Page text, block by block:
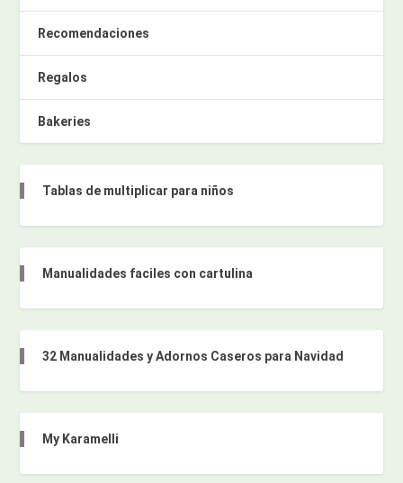
Recomendaciones
Regalos
Bakeries
Tablas de multiplicar para niños
Manualidades faciles con cartulina
32 Manualidades y Adornos Caseros para Navidad
My Karamelli